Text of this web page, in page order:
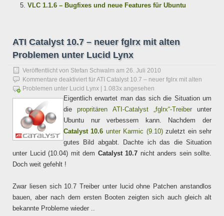
VLC 1.1.6 – Bugfixes und neue Features für Ubuntu
ATI Catalyst 10.7 – neuer fglrx mit alten
Problemen unter Lucid Lynx
Veröffentlicht von Stefan Schwalm am 26. Juli 2010
Kommentare deaktiviert für ATI Catalyst 10.7 – neuer fglrx mit alten
Problemen unter Lucid Lynx | 1.083x angesehen
Eigentlich erwartet man das sich die Situation um
diepropritären ATI-Catalyst „fglrx“-Treiberunter
Ubuntu nur verbessern kann. Nachdem der
Catalyst 10.6 unter Karmic (9.10)zuletzt ein sehr
gutes Bild abgabt. Dachte ich das die Situation
unter Lucid (10.04) mit dem Catalyst 10.7 nicht anders sein sollte.
Doch weit gefehlt !
Zwar liesen sich 10.7 Treiber unter lucid ohne Patchen anstandlos
bauen, aber nach dem ersten Booten zeigten sich auch gleich alt
bekannte Probleme wieder ..